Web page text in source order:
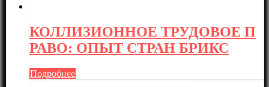
КОЛЛИЗИОННОЕ ТРУДОВОЕ П
РАВО: ОПЫТ СТРАН БРИКС
Подробнее